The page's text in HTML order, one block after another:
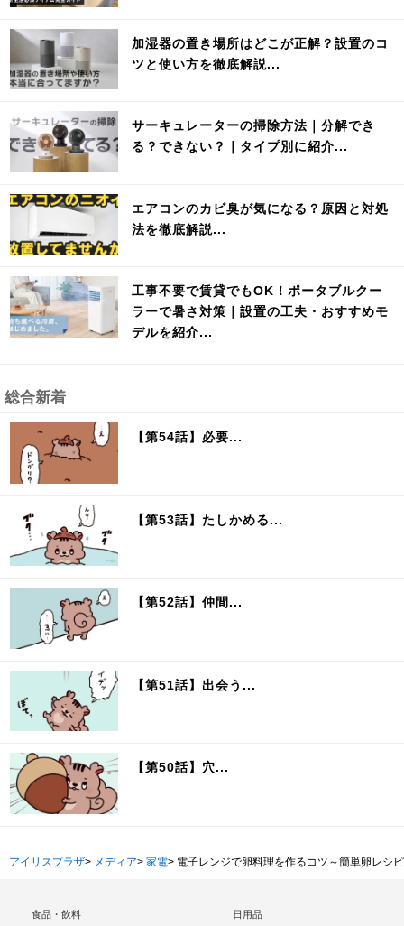
加湿器の置き場所はどこが正解？設置のコ
ツと使い方を徹底解説...
サーキュレーターの掃除方法｜分解でき
る？できない？｜タイプ別に紹介...
エアコンのカビ臭が気になる？原因と対処
法を徹底解説...
工事不要で賃貸でもOK！ポータブルクー
ラーで暑さ対策｜設置の工夫・おすすめモ
デルを紹介...
総合新着
【第54話】必要...
【第53話】たしかめる...
【第52話】仲間...
【第51話】出会う...
【第50話】穴...
アイリスプラザ> メディア> 家電> 電子レンジで卵料理を作るコツ～簡単卵レシ
食品・飲料 日用品